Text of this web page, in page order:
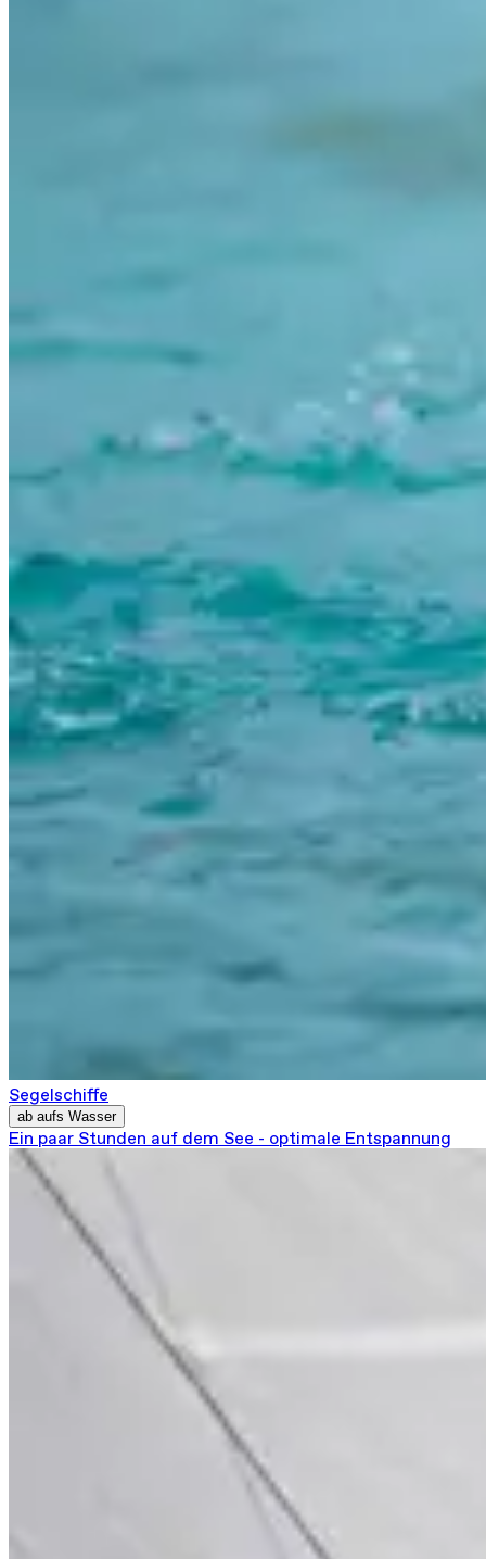
Segelschiffe
ab aufs Wasser
Ein paar Stunden auf dem See - optimale Entspannung